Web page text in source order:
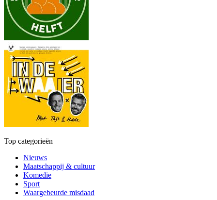
Top categorieën
Nieuws
Maatschappij & cultuur
Komedie
Sport
Waargebeurde misdaad